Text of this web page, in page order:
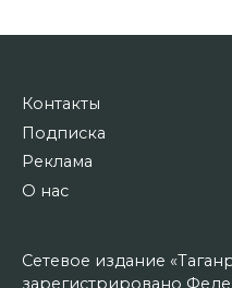
Контакты
Подписка
Реклама
О нас
Сетевое издание
зарегистрировано